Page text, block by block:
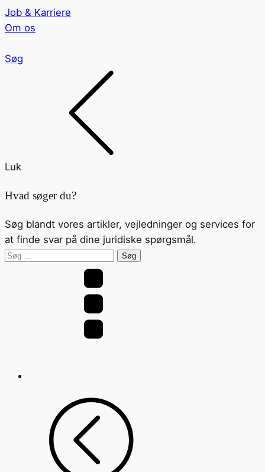
Job & Karriere
Om os
Søg
Luk
Hvad søger du?
Søg blandt vores artikler, vejledninger og services for
at finde svar på dine juridiske spørgsmål.
Søg